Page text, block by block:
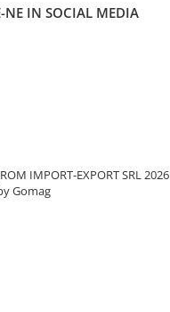
NE IN SOCIAL MEDIA
IMPORT-EXPORT SRL 2026
Gomag